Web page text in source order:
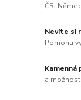
ČR,
Nevíte si
Pomohu
Kamenná
a